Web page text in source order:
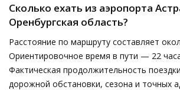
Сколько ехать из аэропорта
Оренбургская область?
Расстояние по маршруту составляет
Ориентировочное время в пути — 22
Фактическая продолжительность
дорожной обстановки, сезона и точных